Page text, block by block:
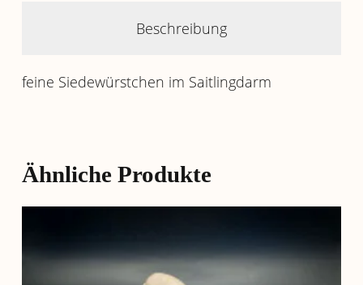
Beschreibung
feine Siedewürstchen im Saitlingdarm
Ähnliche Produkte